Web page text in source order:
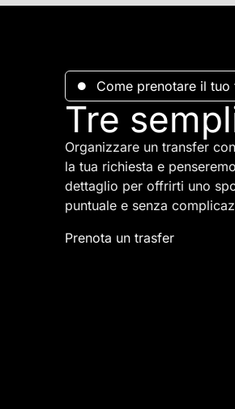
Come prenotare il tuo
Tre
Organizzare un transfer
la tua richiesta e
dettaglio per offrirti uno
puntuale e senza
Prenota un trasfer